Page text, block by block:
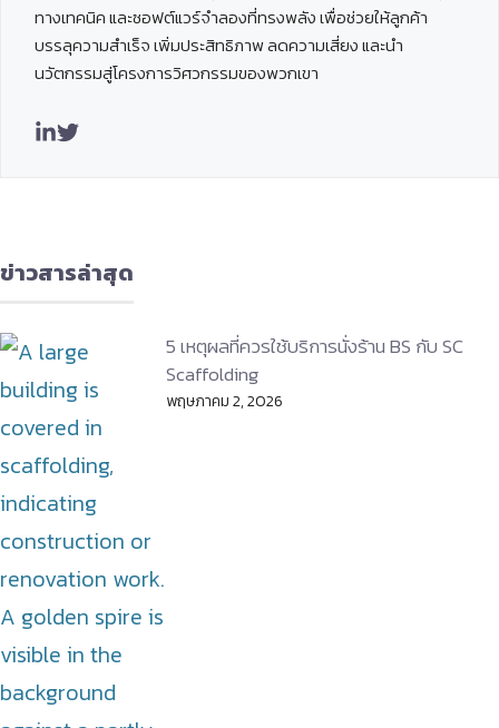
ทางเทคนิค และซอฟต์แวร์จำลองที่ทรงพลัง เพื่อช่วยให้ลูกค้า
บรรลุความสำเร็จ เพิ่มประสิทธิภาพ ลดความเสี่ยง และนำ
นวัตกรรมสู่โครงการวิศวกรรมของพวกเขา
ข่าวสารล่าสุด
5 เหตุผลที่ควรใช้บริการนั่งร้าน BS กับ SC
Scaffolding
พฤษภาคม 2, 2026